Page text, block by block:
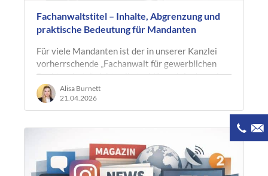
Fachanwaltstitel – Inhalte, Abgrenzung und
praktische Bedeutung für Mandanten
Für viele Mandanten ist der in unserer Kanzlei
vorherrschende „Fachanwalt für gewerblichen
Rechtsschutz“ nicht selbsterklärend. Anders als
etwa im Familien- oder…
Alisa Burnett
21.04.2026